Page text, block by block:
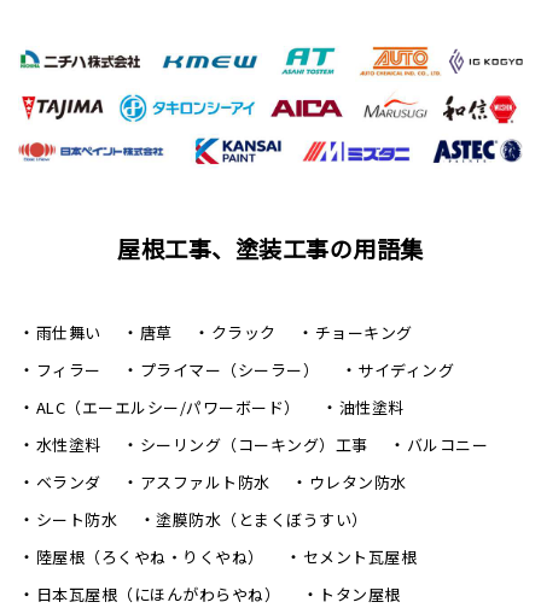
屋根工事、塗装工事の用語集
雨仕舞い 唐草 クラック
チョーキング
フィラー
プライマー（シーラー）
サイディング
ALC（エーエルシー/パワーボード）
油性塗料
水性塗料
シーリング（コーキング）工事
バルコニー
ベランダ
アスファルト防水
ウレタン防水
シート防水
塗膜防水（とまくぼうすい）
陸屋根（ろくやね・りくやね）
セメント瓦屋根
日本瓦屋根（にほんがわらやね）
トタン屋根